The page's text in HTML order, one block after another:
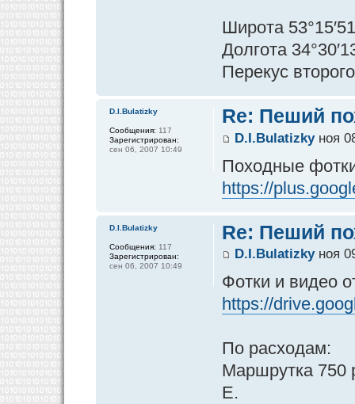
Широта
Долгота
Перекус
Re: Пеший
D.I.Bulatizkyноя
Походные
https://
D.I.Bulatizky
Сообщения: 117
Зарегистрирован:
сен 06, 2007 10:49
Re: Пеший
D.I.Bulatizkyноя
Фотки и видео
https://
По расходам:
Маршрутка 750
Е.
D.I.Bulatizky
Сообщения: 117
Зарегистрирован:
сен 06, 2007 10:49